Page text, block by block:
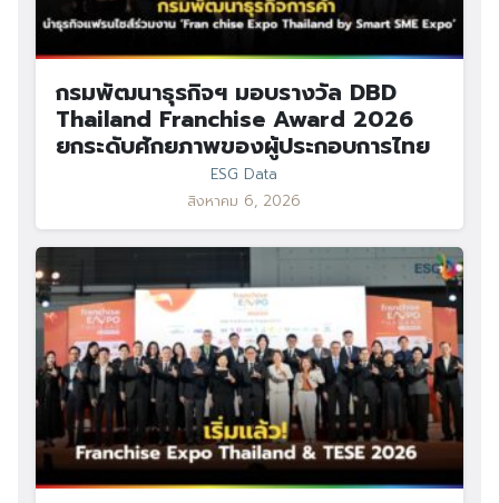
กรมพัฒนาธุรกิจฯ มอบรางวัล DBD
Thailand Franchise Award 2026
ยกระดับศักยภาพของผู้ประกอบการไทย
ESG Data
สิงหาคม 6, 2026